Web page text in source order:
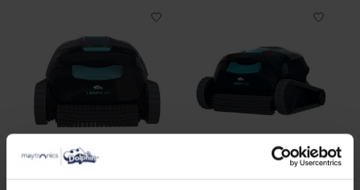
Dolphin Liberty 200 |
Zwembadrobot
Dolphin Liberty 300 |
Zwembadrobot